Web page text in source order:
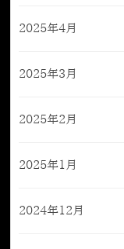
2025年4月
2025年3月
2025年2月
2025年1月
2024年12月